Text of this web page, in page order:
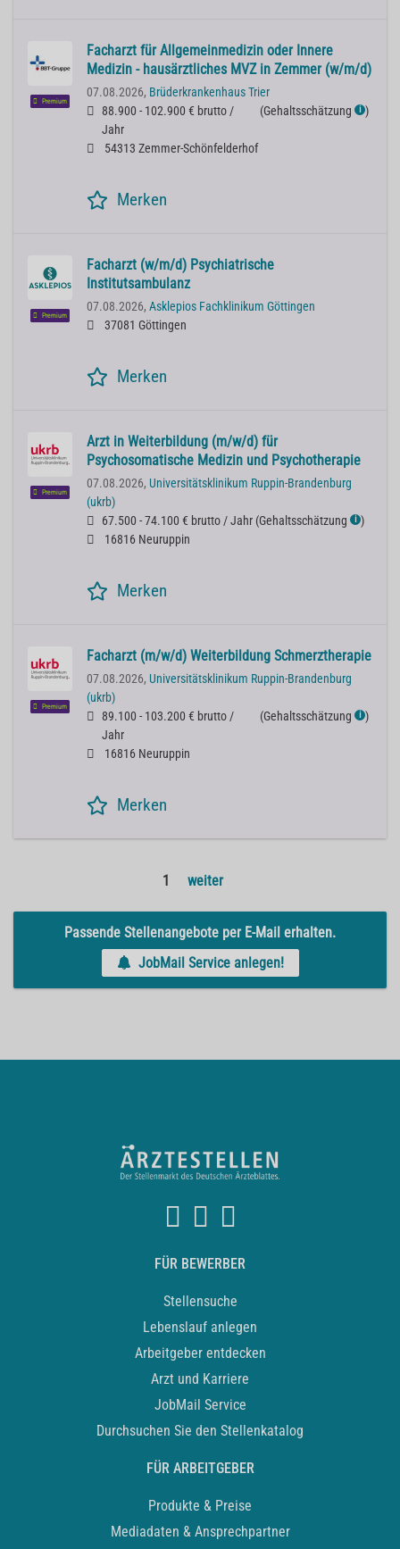
Premium
Facharzt für Allgemeinmedizin oder Innere
Medizin - hausärztliches MVZ in Zemmer (w/m/d)
07.08.2026, Brüderkrankenhaus Trier
88.900 - 102.900 € brutto /
Jahr
(Gehaltsschätzung ℹ )
54313 Zemmer-Schönfelderhof
Merken
Premium
Facharzt (w/m/d) Psychiatrische
Institutsambulanz
07.08.2026, Asklepios Fachklinikum Göttingen
37081 Göttingen
Merken
Premium
Arzt in Weiterbildung (m/w/d) für
Psychosomatische Medizin und Psychotherapie
07.08.2026, Universitätsklinikum Ruppin-Brandenburg
(ukrb)
67.500 - 74.100 € brutto / Jahr (Gehaltsschätzung ℹ )
16816 Neuruppin
Merken
Premium
Facharzt (m/w/d) Weiterbildung Schmerztherapie
07.08.2026, Universitätsklinikum Ruppin-Brandenburg
(ukrb)
89.100 - 103.200 € brutto /
Jahr
(Gehaltsschätzung ℹ )
16816 Neuruppin
Merken
1 weiter
Passende Stellenangebote per E-Mail erhalten.
JobMail Service anlegen!
FÜR BEWERBER
Stellensuche
Lebenslauf anlegen
Arbeitgeber entdecken
Arzt und Karriere
JobMail Service
Durchsuchen Sie den Stellenkatalog
FÜR ARBEITGEBER
Produkte & Preise
Mediadaten & Ansprechpartner